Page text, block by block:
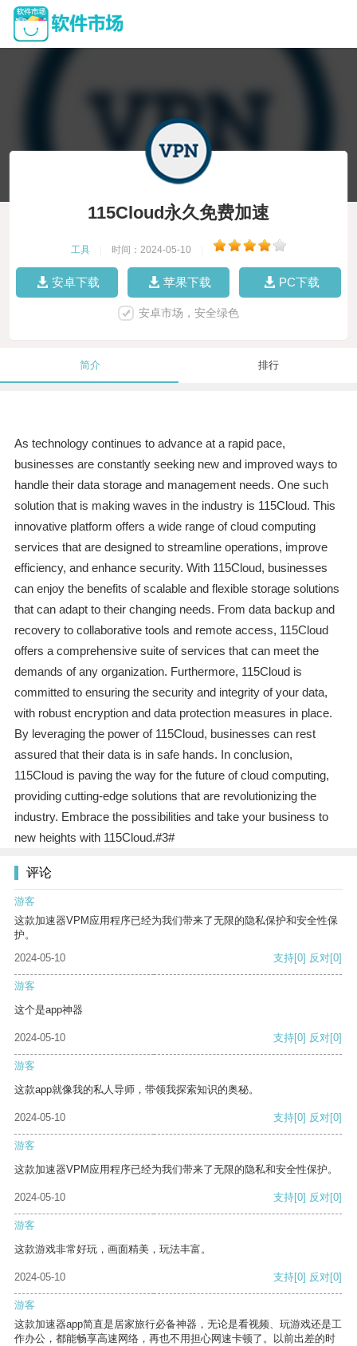
115Cloud永久免费加速
工具 时间：2024-05-10
安卓下载 苹果下载 PC下载
安卓市场，安全绿色
简介 排行
As technology continues to advance at a rapid pace,
businesses are constantly seeking new and improved ways to
handle their data storage and management needs. One such
solution that is making waves in the industry is 115Cloud. This
innovative platform offers a wide range of cloud computing
services that are designed to streamline operations, improve
efficiency, and enhance security. With 115Cloud, businesses
can enjoy the benefits of scalable and flexible storage solutions
that can adapt to their changing needs. From data backup and
recovery to collaborative tools and remote access, 115Cloud
offers a comprehensive suite of services that can meet the
demands of any organization. Furthermore, 115Cloud is
committed to ensuring the security and integrity of your data,
with robust encryption and data protection measures in place.
By leveraging the power of 115Cloud, businesses can rest
assured that their data is in safe hands. In conclusion,
115Cloud is paving the way for the future of cloud computing,
providing cutting-edge solutions that are revolutionizing the
industry. Embrace the possibilities and take your business to
new heights with 115Cloud.#3#
评论
游客
这款加速器VPM应用程序已经为我们带来了无限的隐私保护和安全性保
护。
2024-05-10
支持[0] 反对[0]
游客
这个是app神器
2024-05-10 支持[0] 反对[0]
游客
这款app就像我的私人导师，带领我探索知识的奥秘。
2024-05-10 支持[0] 反对[0]
游客
这款加速器VPM应用程序已经为我们带来了无限的隐私和安全性保护。
2024-05-10 支持[0] 反对[0]
游客
这款游戏非常好玩，画面精美，玩法丰富。
2024-05-10 支持[0] 反对[0]
游客
这款加速器app简直是居家旅行必备神器，无论是看视频、玩游戏还是工
作办公，都能畅享高速网络，再也不用担心网速卡顿了。以前出差的时